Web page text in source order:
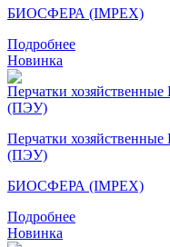
БИОСФЕРА (IMPEX)
Подробнее
Новинка
Перчатки
(ПЭУ)
БИОСФЕРА (IMPEX)
Подробнее
Новинка